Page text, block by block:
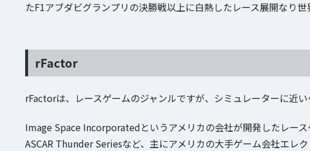
たF1アブダビグランプリの決勝戦以上に白熱したレース展開なり世
rFactor
rFactorは、レースゲームのジャンルですが、シミュレーターに近い
Image Space Incorporatedというアメリカの会社が開発したレー
ASCAR Thunder Seriesなど、主にアメリカの大手ゲーム会社エレ